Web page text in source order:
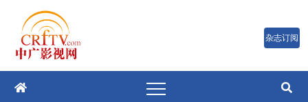
容